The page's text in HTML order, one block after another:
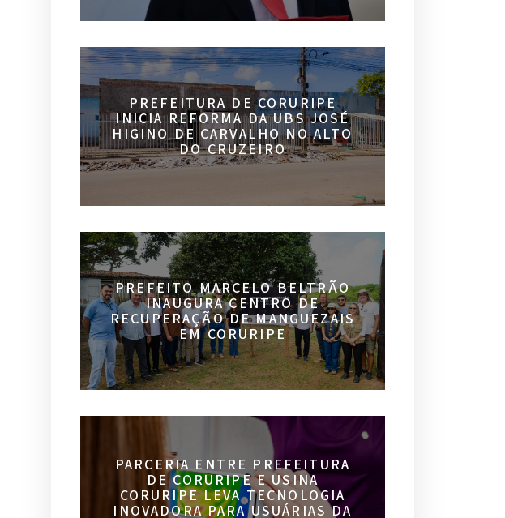
PREFEITURA DE CORURIPE
INICIA REFORMA DA UBS JOSÉ
HIGINO DE CARVALHO NO ALTO
DO CRUZEIRO
PREFEITO MARCELO BELTRÃO
INAUGURA CENTRO DE
RECUPERAÇÃO DE MANGUEZAIS
EM CORURIPE
PARCERIA ENTRE PREFEITURA
DE CORURIPE E USINA
CORURIPE LEVA TECNOLOGIA
INOVADORA PARA USUÁRIAS DA